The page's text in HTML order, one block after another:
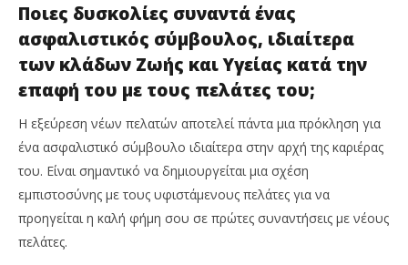
Ποιες δυσκολίες συναντά ένας
ασφαλιστικός σύμβουλος, ιδιαίτερα
των κλάδων Ζωής και Υγείας κατά την
επαφή του με τους πελάτες του;
Η εξεύρεση νέων πελατών αποτελεί πάντα μια πρόκληση για
ένα ασφαλιστικό σύμβουλο ιδιαίτερα στην αρχή της καριέρας
του. Είναι σημαντικό να δημιουργείται μια σχέση
εμπιστοσύνης με τους υφιστάμενους πελάτες για να
προηγείται η καλή φήμη σου σε πρώτες συναντήσεις με νέους
πελάτες.